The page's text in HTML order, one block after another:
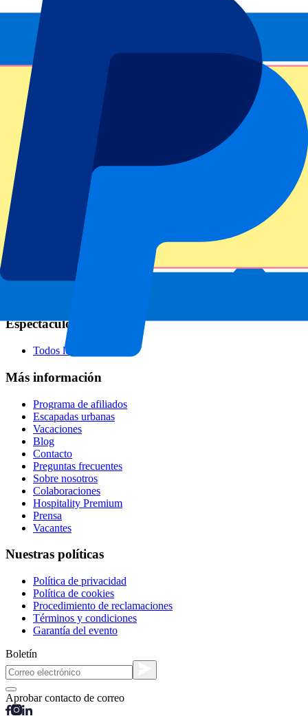
GP España
GP Países Bajos
GP Italia
GP Singapur
Todos los deportes
Ligas de fútbol
Champions League
Premier League
Primeira Liga
Espectáculos y festivales
Todos los conciertos
Más información
Programa de afiliados
Escapadas urbanas
Vacaciones
Blog
Contacto
Preguntas frecuentes
Sobre nosotros
Colaboraciones
Hospitality Premium
Prensa
Vacantes
Nuestras políticas
Política de privacidad
Política de cookies
Procedimiento de reclamaciones
Términos y condiciones
Garantía del evento
Boletín
Aprobar contacto de correo